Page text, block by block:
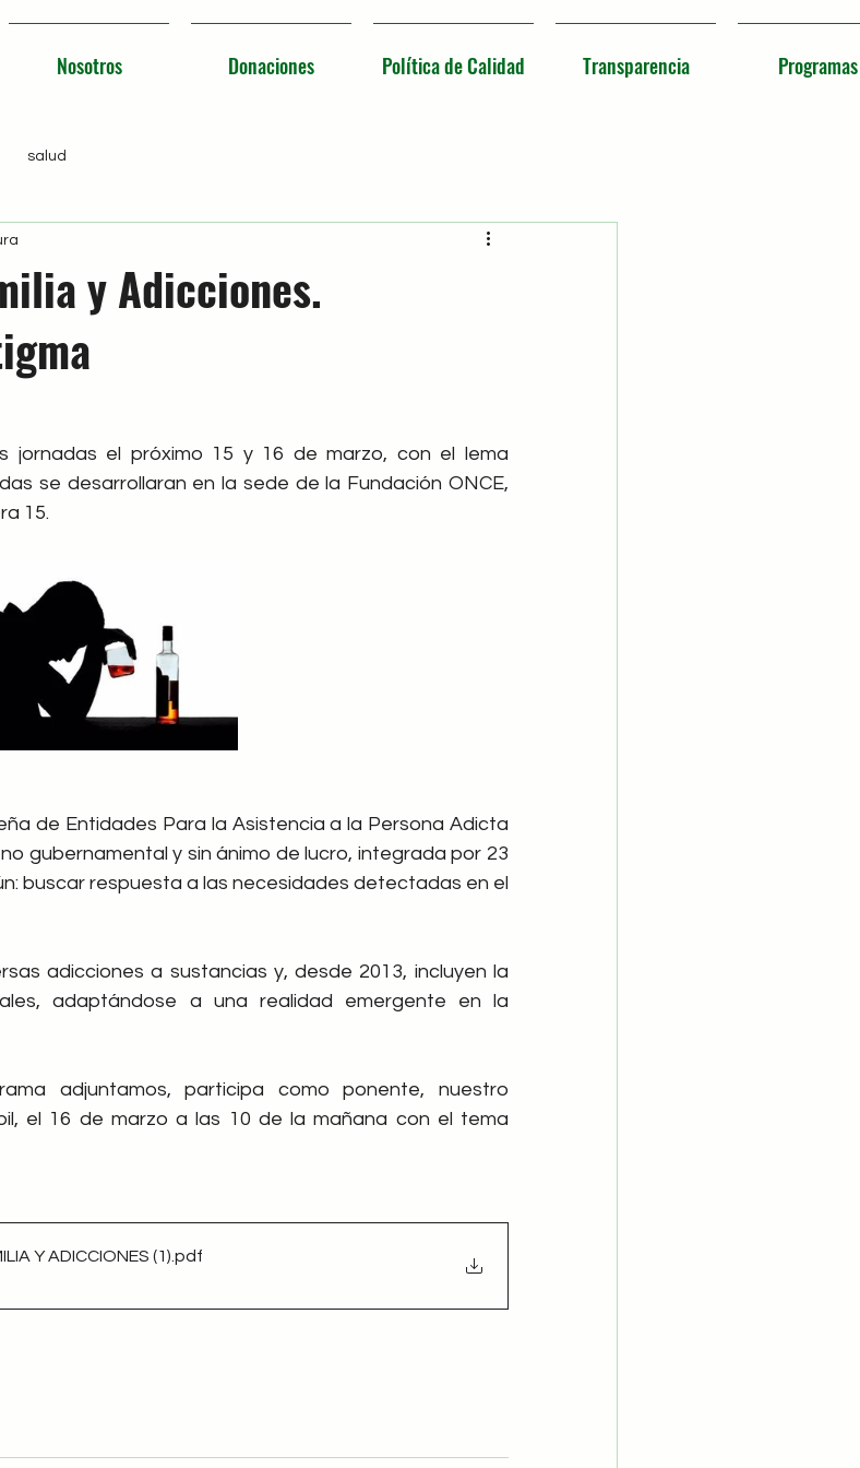
Nosotros Donaciones Política de Calidad Transparencia Programas
salud
y Adicciones.
jornadas el próximo 15 y 16 de marzo, con el lema
se desarrollaran en la sede de la Fundación ONCE,
15.
de Entidades Para la Asistencia a la Persona Adicta
gubernamental y sin ánimo de lucro, integrada por 23
buscar respuesta a las necesidades detectadas en el
adicciones a sustancias y, desde 2013, incluyen la
adaptándose a una realidad emergente en la
adjuntamos, participa como ponente, nuestro
Y ADICCIONES (1) .pdf